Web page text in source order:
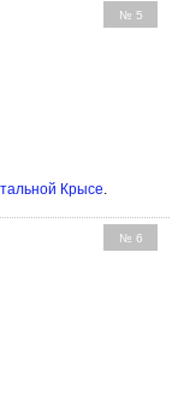
№ 5
Крысе
№ 6